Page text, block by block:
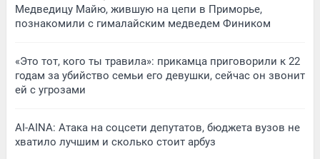
Медведицу Майю, жившую на цепи в Приморье,
познакомили с гималайским медведем Фиником
«Это тот, кого ты травила»: прикамца приговорили к 22
годам за убийство семьи его девушки, сейчас он звонит
ей с угрозами
AI-AINA: Атака на соцсети депутатов, бюджета вузов не
хватило лучшим и сколько стоит арбуз